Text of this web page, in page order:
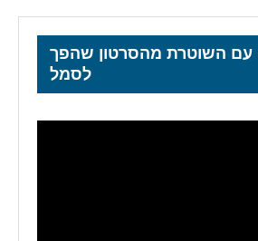
עם השוטרת מהסרטון שהפך
לסמל